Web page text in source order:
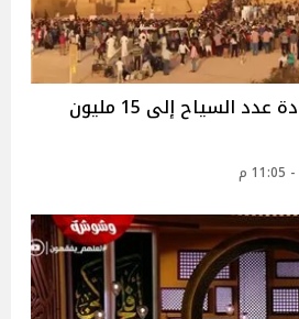
الغرف السياحية: زيادة عدد السياح إلى 15 مليون